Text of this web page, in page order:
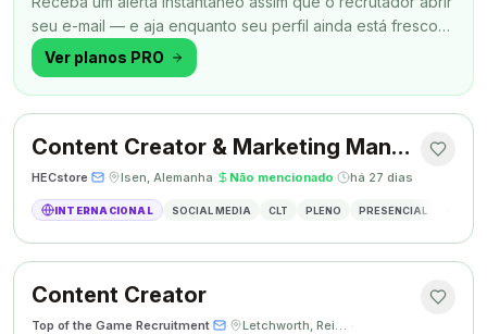
seu e-mail — e aja enquanto seu perfil ainda está fresco
na memória.
Ver planos PRO
Content Creator & Marketing Manager
HECstore· · Isen, Alemanha· Não mencionado· há 27 dias
INTERNACIONAL SOCIAL MEDIA CLT PLENO PRESENCIAL
Content Creator
Top of the Game Recruitment· · Letchworth, Reino Unido ·